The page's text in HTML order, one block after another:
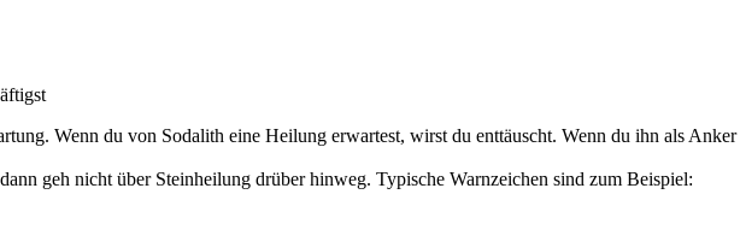
Wenn du von Sodalith eine Heilung erwartest, wirst du enttäuscht. Wenn du ihn als
geh nicht über Steinheilung drüber hinweg. Typische Warnzeichen sind zum Beispiel: